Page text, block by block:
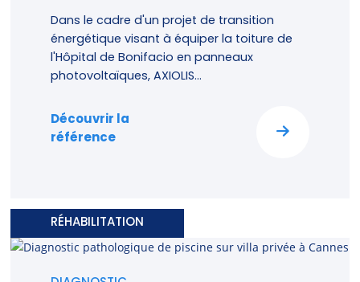
Dans le cadre d'un projet de transition
énergétique visant à équiper la toiture de
l'Hôpital de Bonifacio en panneaux
photovoltaïques, AXIOLIS...
Découvrir la
référence
RÉHABILITATION